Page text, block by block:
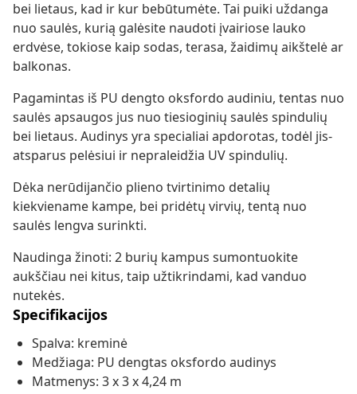
bei lietaus, kad ir kur bebūtumėte. Tai puiki uždanga
nuo saulės, kurią galėsite naudoti įvairiose lauko
erdvėse, tokiose kaip sodas, terasa, žaidimų aikštelė ar
balkonas.
Pagamintas iš PU dengto oksfordo audiniu, tentas nuo
saulės apsaugos jus nuo tiesioginių saulės spindulių
bei lietaus. Audinys yra specialiai apdorotas, todėl jis-
atsparus pelėsiui ir nepraleidžia UV spindulių.
Dėka nerūdijančio plieno tvirtinimo detalių
kiekviename kampe, bei pridėtų virvių, tentą nuo
saulės lengva surinkti.
Naudinga žinoti: 2 burių kampus sumontuokite
aukščiau nei kitus, taip užtikrindami, kad vanduo
nutekės.
Specifikacijos
Spalva: kreminė
Medžiaga: PU dengtas oksfordo audinys
Matmenys: 3 x 3 x 4,24 m